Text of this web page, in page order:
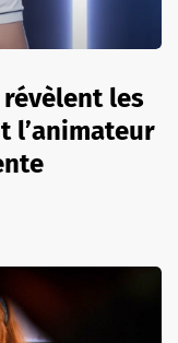
les
l’animateur